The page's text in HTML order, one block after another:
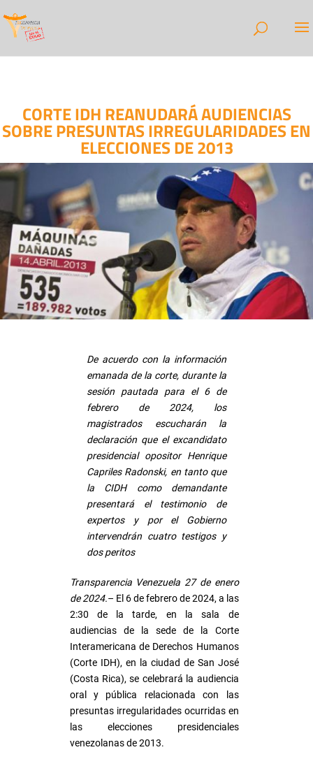
CORTE IDH REANUDARÁ AUDIENCIAS
SOBRE PRESUNTAS IRREGULARIDADES EN
ELECCIONES DE 2013
De acuerdo con la información
emanada de la corte, durante la
sesión pautada para el 6 de
febrero de 2024, los
magistrados escucharán la
declaración que el excandidato
presidencial opositor Henrique
Capriles Radonski, en tanto que
la CIDH como demandante
presentará el testimonio de
expertos y por el Gobierno
intervendrán cuatro testigos y
dos peritos
Transparencia Venezuela 27 de enero
de 2024.– El 6 de febrero de 2024, a las
2:30 de la tarde, en la sala de
audiencias de la sede de la Corte
Interamericana de Derechos Humanos
(Corte IDH), en la ciudad de San José
(Costa Rica), se celebrará la audiencia
oral y pública relacionada con las
presuntas irregularidades ocurridas en
las elecciones presidenciales
venezolanas de 2013.